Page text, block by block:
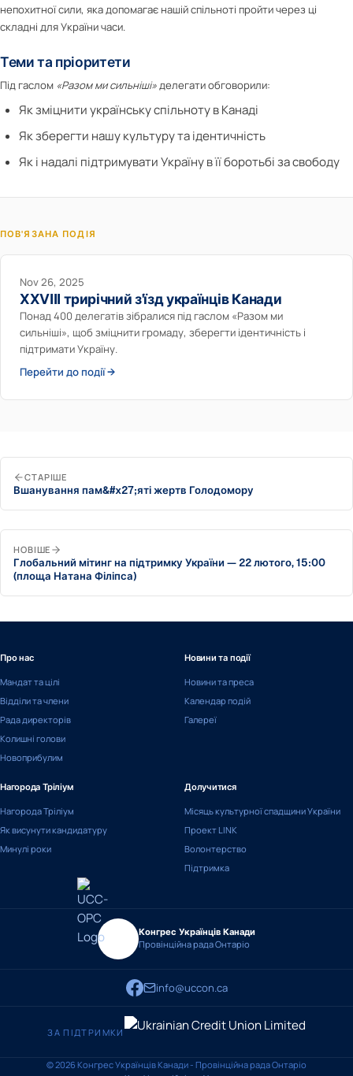
непохитної сили, яка допомагає нашій спільноті пройти через ці
складні для України часи.
Теми та пріоритети
Під гаслом «Разом ми сильніші»делегати обговорили:
Як зміцнити українську спільноту в Канаді
Як зберегти нашу культуру та ідентичність
Як і надалі підтримувати Україну в її боротьбі за свободу
ПОВ'ЯЗАНА ПОДІЯ
Nov 26, 2025
XXVIII трирічний з'їзд українців Канади
Понад 400 делегатів зібралися під гаслом «Разом ми
сильніші», щоб зміцнити громаду, зберегти ідентичність і
підтримати Україну.
Перейти до події →
СТАРІШЕ
Вшанування пам&#x27;яті жертв Голодомору
НОВІШЕ
Глобальний мітинг на підтримку України — 22 лютого, 15:00
(площа Натана Філіпса)
Про нас
Мандат та цілі
Відділи та члени
Рада директорів
Колишні голови
Новоприбулим
Новини та події
Новини та преса
Календар подій
Галереї
Нагорода Тріліум
Нагорода Тріліум
Як висунути кандидатуру
Минулі роки
Долучитися
Місяць культурної спадщини України
Проект LINK
Волонтерство
Підтримка
Конгрес Українців Канади
Провінційна рада Онтаріо
info@uccon.ca
ЗА ПІДТРИМКИ
© 2026 Конгрес Українців Канади - Провінційна рада Онтаріо